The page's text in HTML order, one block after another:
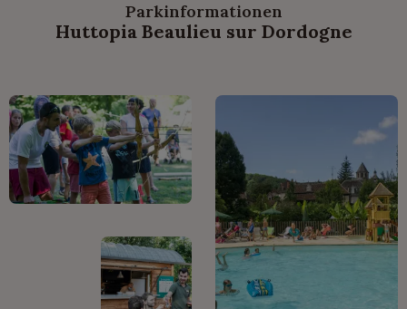
Parkinformationen
Huttopia Beaulieu sur Dordogne